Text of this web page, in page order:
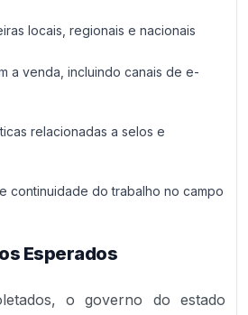
locais, regionais e nacionais
a venda, incluindo canais de e-
relacionadas a selos e
continuidade do trabalho no campo
Esperados
o governo do estado